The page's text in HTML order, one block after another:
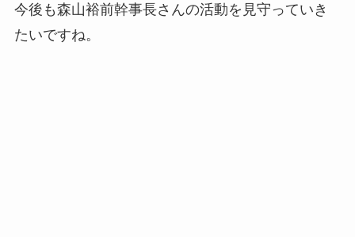
今後も森山裕前幹事長さんの活動を見守っていき
たいですね。